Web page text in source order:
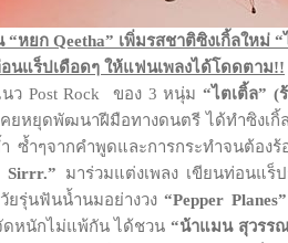
หยก Qeetha” เพิ่มรสชาติซิงเกิ้ลใหม่
นแร็ปเดือดๆ ให้แฟนเพลงได้โดดตาม!!
ว Post Rock ของ 3 หนุ่ม “ไตเติ้ล” (
หยุดพัฒนาฝีมือทางดนตรี ได้ทำซิงเกิ้
ซ้ำๆจากคำพูดและการกระทำจนต้อง
Sirrr.” มาร่วมแต่งเพลง เขียนท่อนแร็
ยรุ่นฟันน้ำนมอย่างวง“Pepper Planes”
ดหนักไม่แพ้กัน ได้ชวน“น้าแมน สุวรร